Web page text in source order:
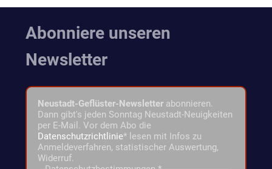
Abonniere unseren
Newsletter
Neustadt-Geflüster-Newsletter abonnieren.
Dann gibt's jeden Sonntag Neustadt-Neuigkeiten
per E-Mail. Vor dem Abo die
Datenschutzrichtlinie* lesen mit Infos zu
Anmeldeverfahren, statistischer Auswertung,
Widerruf.